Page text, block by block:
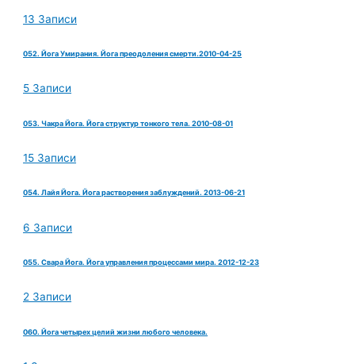
13 Записи
052. Йога Умирания. Йога преодоления смерти.2010-04-25
5 Записи
053. Чакра Йога. Йога структур тонкого тела. 2010-08-01
15 Записи
054. Лайя Йога. Йога растворения заблуждений. 2013-06-21
6 Записи
055. Свара Йога. Йога управления процессами мира. 2012-12-23
2 Записи
060. Йога четырех целий жизни любого человека.